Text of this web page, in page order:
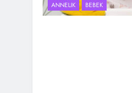
ANNELIK BEBEK